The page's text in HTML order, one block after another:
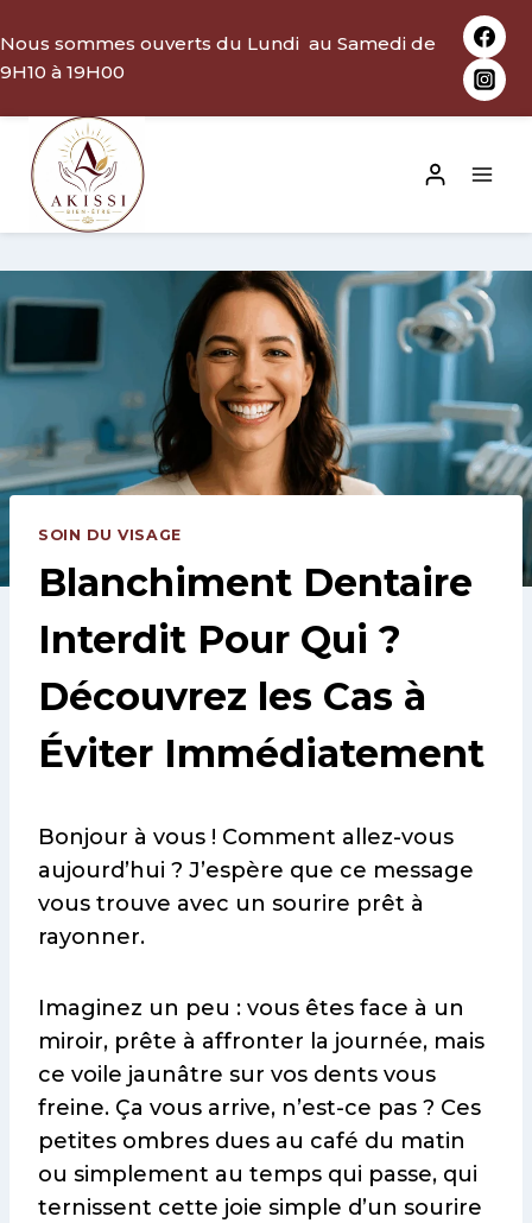
au
contenu
Nous sommes ouverts du Lundi au Samedi de
9H10 à 19H00
SOIN DU VISAGE
Blanchiment Dentaire
Interdit Pour Qui ?
Découvrez les Cas à
Éviter Immédiatement
Bonjour à vous ! Comment allez-vous
aujourd’hui ? J’espère que ce message
vous trouve avec un sourire prêt à
rayonner.
Imaginez un peu : vous êtes face à un
miroir, prête à affronter la journée, mais
ce voile jaunâtre sur vos dents vous
freine. Ça vous arrive, n’est-ce pas ? Ces
petites ombres dues au café du matin
ou simplement au temps qui passe, qui
ternissent cette joie simple d’un sourire